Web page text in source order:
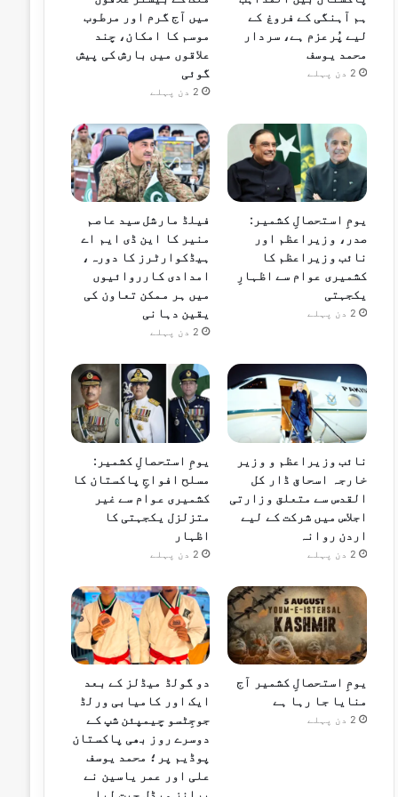
ہم آہنگی کے فروغ کے
لیے پُرعزم ہے، سردار
محمد یوسف
2 دن پہلے
میں آج گرم اور مرطوب
موسم کا امکان، چند
علاقوں میں بارش کی پیش
گوئی
2 دن پہلے
یومِ استحصالِ کشمیر:
صدر، وزیراعظم اور
نائب وزیراعظم کا
کشمیری عوام سے اظہارِ
یکجہتی
2 دن پہلے
فیلڈ مارشل سید عاصم
منیر کا این ڈی ایم اے
ہیڈکوارٹرز کا دورہ،
امدادی کارروائیوں
میں ہر ممکن تعاون کی
یقین دہانی
2 دن پہلے
نائب وزیراعظم و وزیر
خارجہ اسحاق ڈار کل
القدس سے متعلق وزارتی
اجلاس میں شرکت کے لیے
اردن روانہ
2 دن پہلے
یومِ استحصالِ کشمیر:
مسلح افواجِ پاکستان کا
کشمیری عوام سے غیر
متزلزل یکجہتی کا
اظہار
2 دن پہلے
یومِ استحصالِ کشمیر آج
منایا جا رہا ہے
2 دن پہلے
دو گولڈ میڈلز کے بعد
ایک اور کامیابی ورلڈ
جوجِٹسو چیمپئن شپ کے
دوسرے روز بھی پاکستان
پوڈیم پر؛ محمد یوسف
علی اور عمر یاسین نے
برانز میڈل جیت لیا